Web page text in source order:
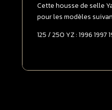
Noire
Cette housse de selle
pour les modèles
125 / 250 YZ : 1996